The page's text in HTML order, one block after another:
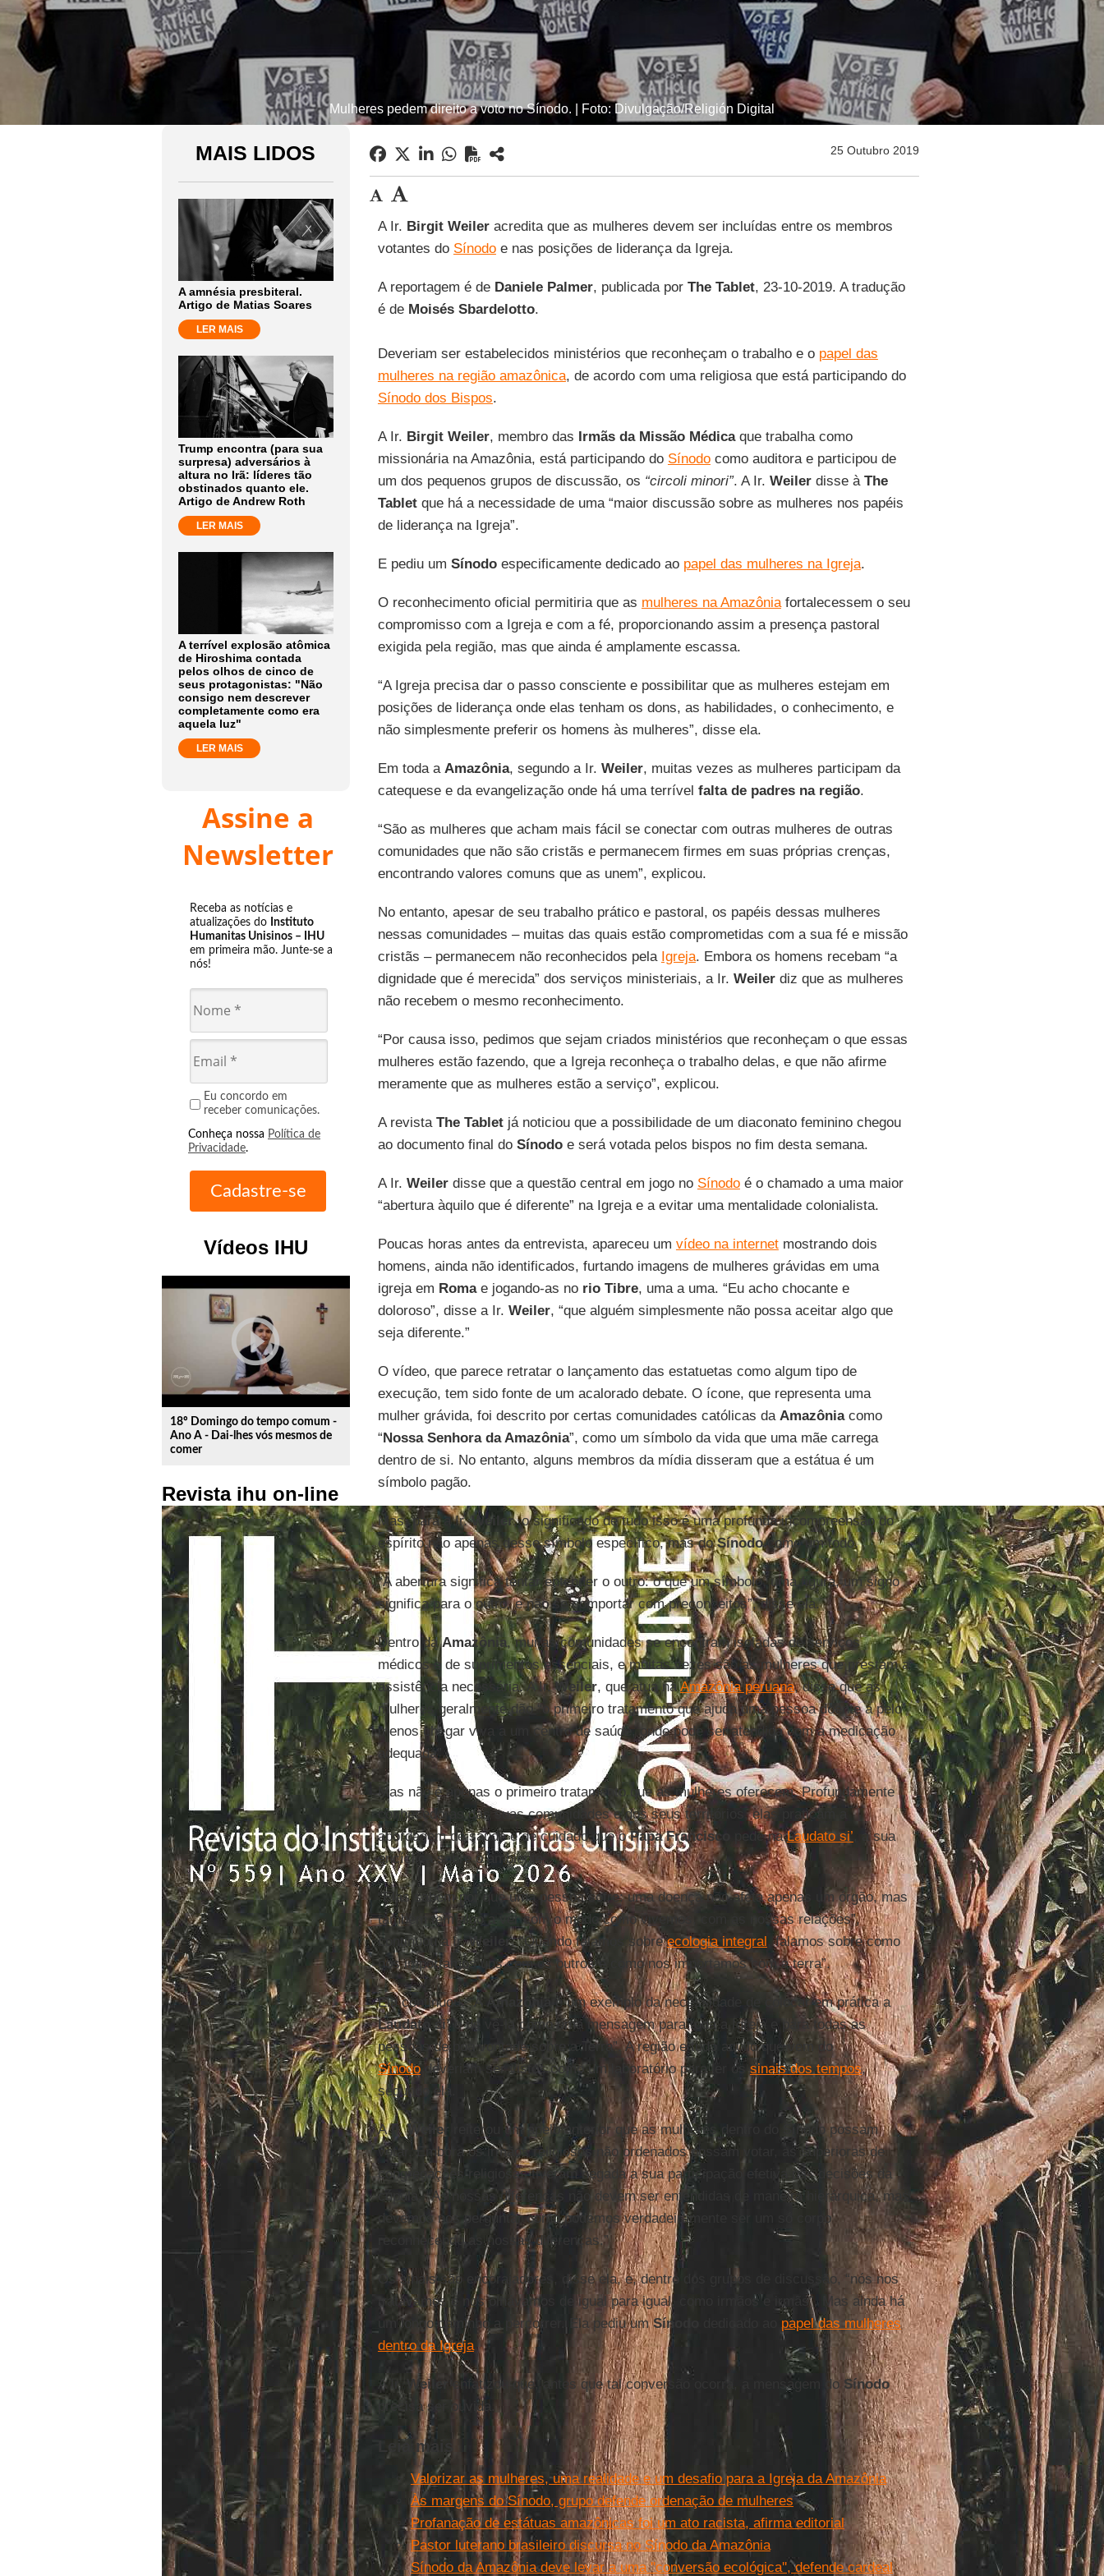
Mulheres pedem direito a voto no Sínodo. | Foto: Divulgação/Religión Digital
MAIS LIDOS
A amnésia presbiteral.
Artigo de Matias Soares
LER MAIS
Trump encontra (para sua
surpresa) adversários à
altura no Irã: líderes tão
obstinados quanto ele.
Artigo de Andrew Roth
LER MAIS
A terrível explosão atômica
de Hiroshima contada
pelos olhos de cinco de
seus protagonistas: "Não
consigo nem descrever
completamente como era
aquela luz"
LER MAIS
Assine a
Newsletter
Receba as notícias e
atualizações do Instituto
Humanitas Unisinos – IHU
em primeira mão. Junte-se a
nós!
Eu concordo em
receber comunicações.
Conheça nossa Política de
Privacidade.
Vídeos IHU
play_circle_outline
18º Domingo do tempo comum -
Ano A - Dai-lhes vós mesmos de
comer
Revista ihu on-line
25 Outubro 2019
A Ir. Birgit Weileracredita que as mulheres devem ser incluídas entre os membros
votantes do Sínodoe nas posições de liderança da Igreja.
A reportagem é de Daniele Palmer, publicada por The Tablet, 23-10-2019. A tradução
é de Moisés Sbardelotto.
Deveriam ser estabelecidos ministérios que reconheçam o trabalho e o papel das
mulheres na região amazônica, de acordo com uma religiosa que está participando do
Sínodo dos Bispos.
A Ir. Birgit Weiler, membro das Irmãs da Missão Médicaque trabalha como
missionária na Amazônia, está participando do Sínodocomo auditora e participou de
um dos pequenos grupos de discussão, os “circoli minori”. A Ir. Weilerdisse à The
Tabletque há a necessidade de uma “maior discussão sobre as mulheres nos papéis
de liderança na Igreja”.
E pediu um Sínodoespecificamente dedicado ao papel das mulheres na Igreja.
O reconhecimento oficial permitiria que as mulheres na Amazôniafortalecessem o seu
compromisso com a Igreja e com a fé, proporcionando assim a presença pastoral
exigida pela região, mas que ainda é amplamente escassa.
“A Igreja precisa dar o passo consciente e possibilitar que as mulheres estejam em
posições de liderança onde elas tenham os dons, as habilidades, o conhecimento, e
não simplesmente preferir os homens às mulheres”, disse ela.
Em toda a Amazônia, segundo a Ir. Weiler, muitas vezes as mulheres participam da
catequese e da evangelização onde há uma terrível falta de padres na região.
“São as mulheres que acham mais fácil se conectar com outras mulheres de outras
comunidades que não são cristãs e permanecem firmes em suas próprias crenças,
encontrando valores comuns que as unem”, explicou.
No entanto, apesar de seu trabalho prático e pastoral, os papéis dessas mulheres
nessas comunidades – muitas das quais estão comprometidas com a sua fé e missão
cristãs – permanecem não reconhecidos pela Igreja. Embora os homens recebam “a
dignidade que é merecida” dos serviços ministeriais, a Ir. Weilerdiz que as mulheres
não recebem o mesmo reconhecimento.
“Por causa isso, pedimos que sejam criados ministérios que reconheçam o que essas
mulheres estão fazendo, que a Igreja reconheça o trabalho delas, e que não afirme
meramente que as mulheres estão a serviço”, explicou.
A revista The Tabletjá noticiou que a possibilidade de um diaconato feminino chegou
ao documento final do Sínodoe será votada pelos bispos no fim desta semana.
A Ir. Weilerdisse que a questão central em jogo no Sínodoé o chamado a uma maior
“abertura àquilo que é diferente” na Igreja e a evitar uma mentalidade colonialista.
Poucas horas antes da entrevista, apareceu um vídeo na internetmostrando dois
homens, ainda não identificados, furtando imagens de mulheres grávidas em uma
igreja em Romae jogando-as no rio Tibre, uma a uma. “Eu acho chocante e
doloroso”, disse a Ir. Weiler, “que alguém simplesmente não possa aceitar algo que
seja diferente.”
O vídeo, que parece retratar o lançamento das estatuetas como algum tipo de
execução, tem sido fonte de um acalorado debate. O ícone, que representa uma
mulher grávida, foi descrito por certas comunidades católicas da Amazôniacomo
“Nossa Senhora da Amazônia”, como um símbolo da vida que uma mãe carrega
dentro de si. No entanto, alguns membros da mídia disseram que a estátua é um
símbolo pagão.
Mas, para a Ir.Weiler, o significado de tudo isso é uma profunda incompreensão do
espírito não apenas desse símbolo específico, mas doSínodocomo um todo.
“A abertura significa tentar entender o outro: o que um símbolo, uma figura, um signo
significa para o outro, e não se comportar com preconceitos”, disse ela.
Dentro daAmazônia, muitas comunidades se encontram isoladas de serviços
médicos e de suprimentos essenciais, e muitas vezes são as mulheres que prestam a
assistência necessária. A Ir.Weiler, que atua naAmazônia peruana, disse que as
mulheres geralmente dão “o primeiro tratamento que ajuda uma pessoa doente a pelo
menos chegar viva a um centro de saúde, onde pode ser atendida com a medicação
adequada”.
Mas não é apenas o primeiro tratamento que as mulheres oferecem. Profundamente
conhecedoras das suas comunidades e dos seus territórios, elas praticam a
abordagem de saúde e de cuidado que oPapa Francisco pede naLaudato si’ , a sua
encíclica sobre o ambiente.
“Elas sabem por que uma pessoa sofre: uma doença não afeta apenas um órgão, mas
também tem algo a ver com o modo como vivemos, com as nossas relações”,
continuou a Ir.Weiler: “Quando falamos sobreecologia integral , falamos sobre como
nos importamos uns com os outros e como nos importamos com a terra”.
Ela continuou: “A Amazônia
é um exemplo da necessidade de colocar em prática a
Laudato si’e de vê-la como uma mensagem para toda a Igreja e para todas as
pessoas de boa vontade sobre a Terra”. A região e tudo aquilo que vem do
Sínododeveriam ser vistos como um laboratório para ler ossinais dos tempos,
segundo ela.
A Ir.Weiler reiterou um apelo anterior que as mulheres dentro do Sínodo possam
votar. Embora os irmãos religiosos não ordenados possam votar, as superioras de
congregações religiosas tiveram negada a sua participação efetiva nas decisões da
cúpula. “As nossas diferenças não devem ser entendidas de maneira hierárquica, mas
devemos nos perguntar como podemos verdadeiramente ser um só corpo
reconhecendo as nossas diferenças.”
Os sinais são encorajadores, disse ela, e, dentro dos grupos de discussão, “nós nos
tratávamos e nos olhávamos de igual para igual, como irmãos e irmãs”. Mas ainda há
um longo caminho a percorrer. Ela pediu umSínodo
papel das mulheres
dentro da Igreja.
A Ir. Weiler enfatizou que, antes que tal conversão ocorra, a mensagem do Sínodo
precisa ser ouvida.
Leia mais
Valorizar as mulheres, uma realidade e um desafio para a Igreja da Amazônia
Às margens do Sínodo, grupo defende ordenação de mulheres
Profanação de estátuas amazônicas foi um ato racista, afirma editorial
Pastor luterano brasileiro discursa no Sínodo da Amazônia
Sínodo da Amazônia deve levar a uma ''conversão ecológica'', defende cardeal